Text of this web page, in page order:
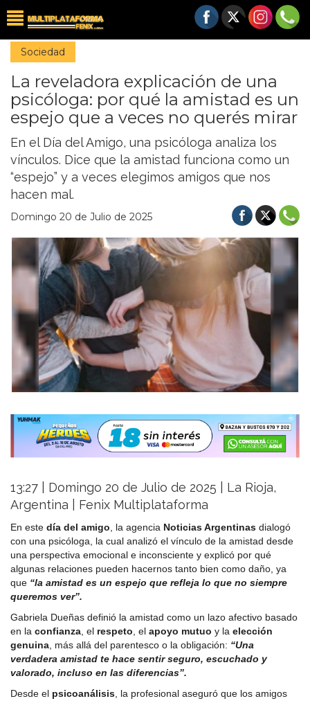
Sociedad
La reveladora explicación de una
psicóloga: por qué la amistad es un
espejo que a veces no querés mirar
En el Día del Amigo, una psicóloga analiza los
vínculos. Dice que la amistad funciona como un
“espejo” y a veces elegimos amigos que nos
hacen mal.
Domingo 20 de Julio de 2025
13:27 | Domingo 20 de Julio de 2025 | La Rioja,
Argentina | Fenix Multiplataforma
En este día del amigo, la agencia Noticias Argentinas dialogó
con una psicóloga, la cual analizó el vínculo de la amistad desde
una perspectiva emocional e inconsciente y explicó por qué
algunas relaciones pueden hacernos tanto bien como daño, ya
que “la amistad es un espejo que refleja lo que no siempre
queremos ver”.
Gabriela Dueñas definió la amistad como un lazo afectivo basado
en la confianza, el respeto, el apoyo mutuo y la elección
genuina, más allá del parentesco o la obligación: “Una
verdadera amistad te hace sentir seguro, escuchado y
valorado, incluso en las diferencias”.
Desde el psicoanálisis, la profesional aseguró que los amigos